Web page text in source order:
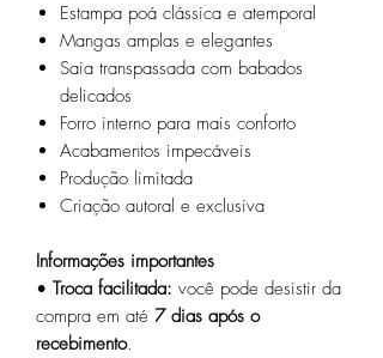
Estampa poá clássica e atemporal
Mangas amplas e elegantes
Saia transpassada com babados
delicados
Forro interno para mais conforto
Acabamentos impecáveis
Produção limitada
Criação autoral e exclusiva
Informações importantes
• Troca facilitada: você pode desistir da
compra em até 7 dias após o
recebimento.